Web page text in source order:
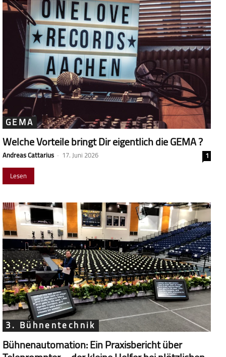
GEMA
Welche Vorteile bringt Dir eigentlich die GEMA ?
Andreas Cattarius - 17. Juni 2026
1
Lesen
3. Bühnentechnik
Bühnenautomation: Ein Praxisbericht über